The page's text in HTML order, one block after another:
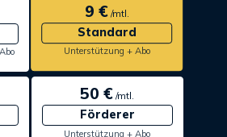
9 €/mtl.
Standard
Unterstützung + Abo
50 € /mtl.
Förderer
Unterstützung + Abo